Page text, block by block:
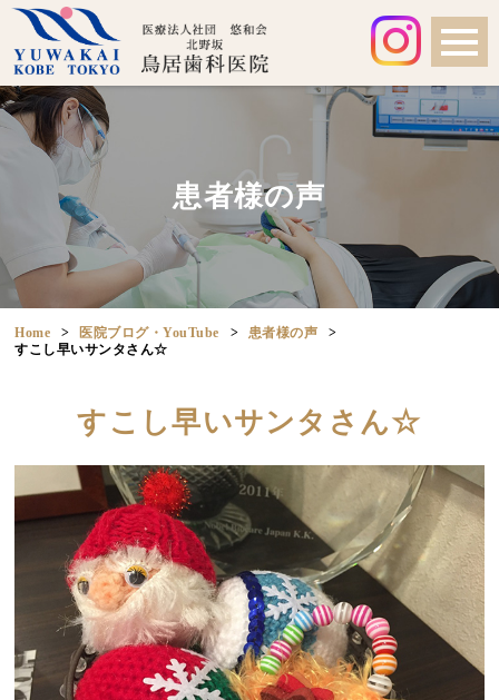
患者様の声
Home 医院ブログ・YouTube
患者様の声
すこし早いサンタさん☆
すこし早いサンタさん☆